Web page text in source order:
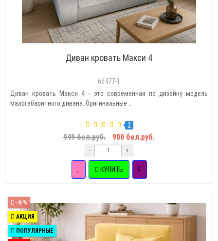
Диван кровать Макси 4
66477-1
Диван кровать Макси 4 - это современная по дизайну модель
малогабаритного дивана. Оригинальные ..
2
949 бел.руб. 900 бел.руб.
- +
КУПИТЬ
-6 %
АКЦИЯ
ПОПУЛЯРНЫЕ